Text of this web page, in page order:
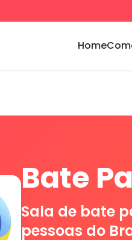
Home
Bate
Sala de bate
pessoas do